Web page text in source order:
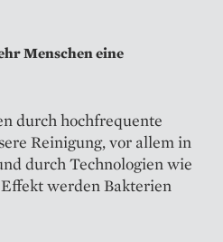
Menschen eine
durch hochfrequente
Reinigung, vor allem in
durch Technologien wie
werden Bakterien